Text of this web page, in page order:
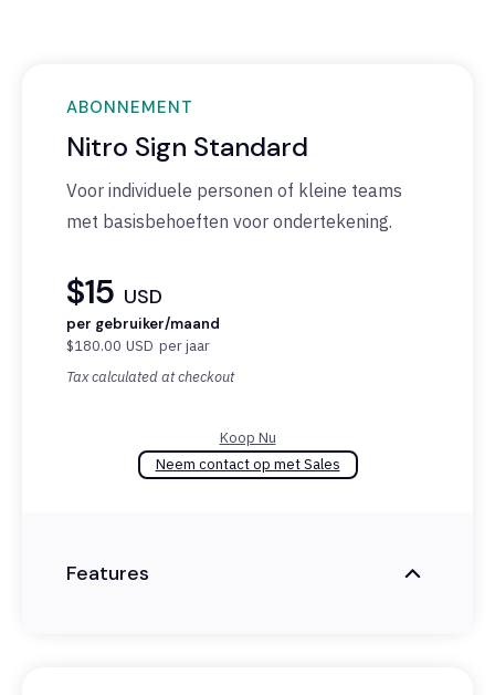
ABONNEMENT
Nitro Sign Standard
Voor individuele personen of kleine teams
met basisbehoeften voor ondertekening.
$15 USD
per gebruiker/maand
$180.00 USD per jaar
Tax calculated at checkout
Koop Nu
Neem contact op met Sales
Features